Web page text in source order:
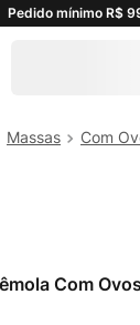
Pedido mínimo R$
Massas Com
Com